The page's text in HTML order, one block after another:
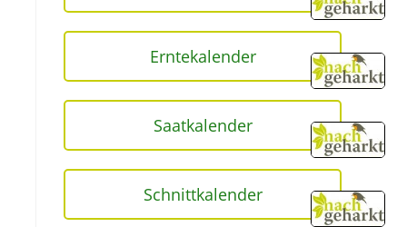
Erntekalender
Saatkalender
Schnittkalender